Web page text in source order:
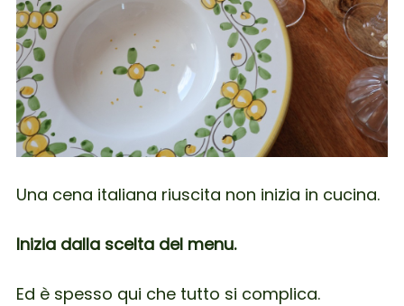
Una cena italiana riuscita non inizia in cucina.
Inizia dalla scelta del menu.
Ed è spesso qui che tutto si complica.